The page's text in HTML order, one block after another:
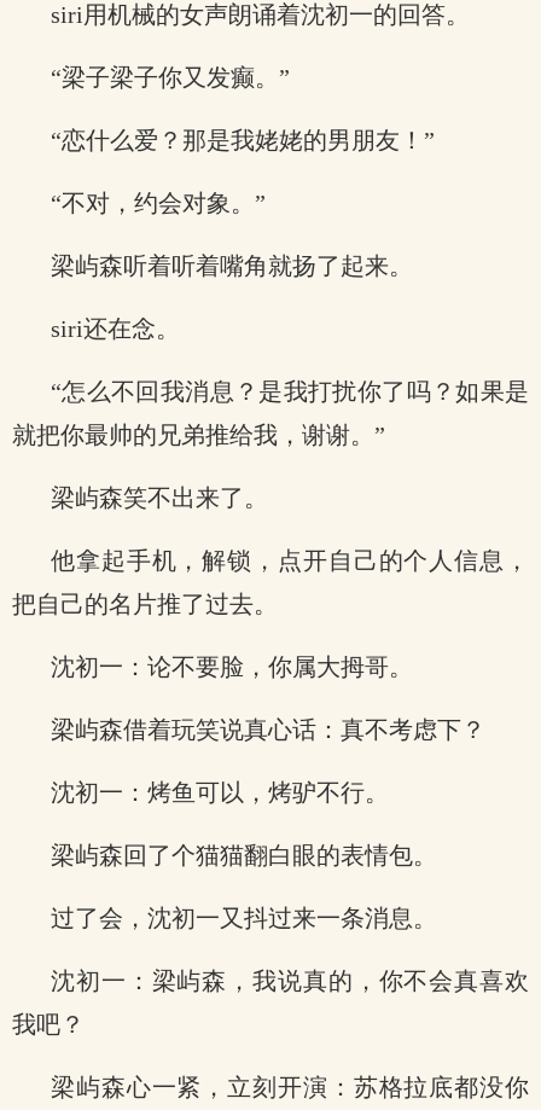
siri用机械的女声朗诵着沈初一的回答。
“梁子梁子你又发癫。”
“恋什么爱？那是我姥姥的男朋友！”
“不对，约会对象。”
梁屿森听着听着嘴角就扬了起来。
siri还在念。
“怎么不回我消息？是我打扰你了吗？如果是
就把你最帅的兄弟推给我，谢谢。”
梁屿森笑不出来了。
他拿起手机，解锁，点开自己的个人信息，
把自己的名片推了过去。
沈初一：论不要脸，你属大拇哥。
梁屿森借着玩笑说真心话：真不考虑下？
沈初一：烤鱼可以，烤驴不行。
梁屿森回了个猫猫翻白眼的表情包。
过了会，沈初一又抖过来一条消息。
沈初一：梁屿森，我说真的，你不会真喜欢
我吧？
梁屿森心一紧，立刻开演：苏格拉底都没你